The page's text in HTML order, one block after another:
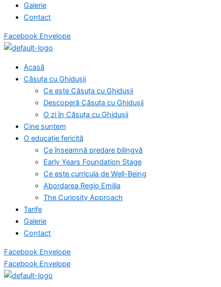
Galerie
Contact
Facebook Envelope
Acasă
Căsuța cu Ghidușii
Ce este Căsuța cu Ghidușii
Descoperă Căsuța cu Ghidușii
O zi în Căsuța cu Ghidușii
Cine suntem
O educație fericită
Ce înseamnă predare bilingvă
Early Years Foundation Stage
Ce este curricula de Well-Being
Abordarea Regio Emilia
The Curiosity Approach
Tarife
Galerie
Contact
Facebook Envelope
Facebook Envelope